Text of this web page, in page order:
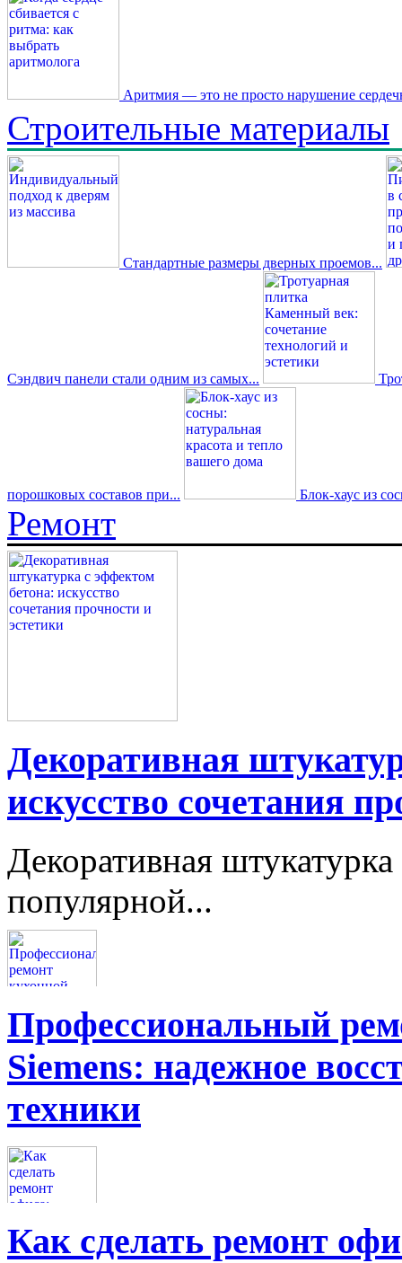
Аритмия — это не просто нарушение
Строительные материалы
Стандартные размеры дверных проемов...
Сэндвич панели стали одним из самых...
порошковых составов при... Блок-хаус из
Ремонт
Декоративная
искусство сочетания
Декоративная
популярной...
Профессиональный
Siemens: надежное
техники
Как сделать ремонт